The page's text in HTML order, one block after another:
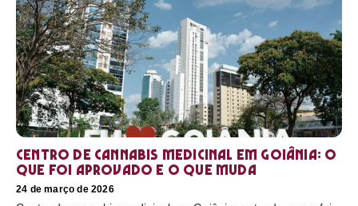
Centro de cannabis medicinal em Goiânia: o
que foi aprovado e o que muda
24 de março de 2026